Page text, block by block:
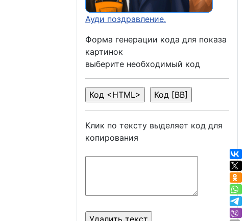
Ауди поздравление.
Форма генерации кода для показа
картинок
выберите необходимый код
Клик по тексту выделяет код для
копирования